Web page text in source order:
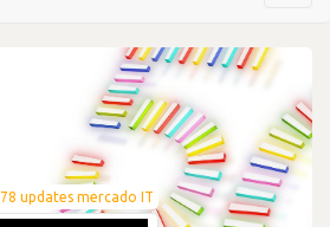
78 updates mercado IT